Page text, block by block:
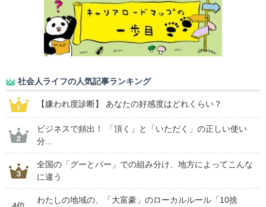
社会人ライフの人気記事ランキング
【嫌われ度診断】 あなたの好感度はどれくらい？
ビジネスで頻出！ 「頂く」と「いただく」の正しい使い
分...
全国の「グーとパー」での組み分け、地方によってこんな
に違う
わたしの地域の、「大富豪」のローカルルール「10捨